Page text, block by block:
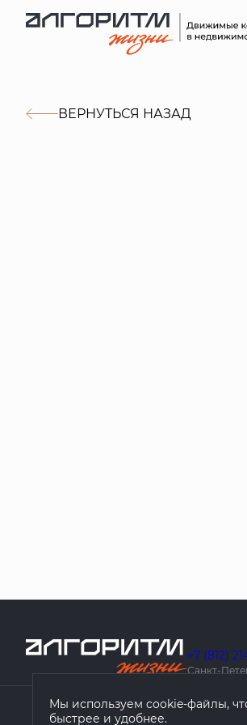
ВЕРНУТЬСЯ НАЗАД
+7 (812)
Санкт-
Мы используем cookie-файлы,
быстрее и удобнее.